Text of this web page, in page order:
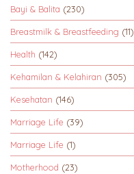
Bayi & Balita (230)
Breastmilk & Breastfeeding (11)
Health (142)
Kehamilan & Kelahiran (305)
Kesehatan (146)
Marriage Life (39)
Marriage Life (1)
Motherhood (23)